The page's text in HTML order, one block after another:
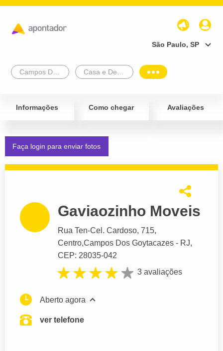
São Paulo, SP
Informações Como chegar Avaliações
Faça login para enviar fotos
Gaviaozinho Moveis
Rua Ten-Cel. Cardoso, 715,
Centro,Campos Dos Goytacazes - RJ,
CEP: 28035-042
3 avaliações
Aberto agora
ver telefone